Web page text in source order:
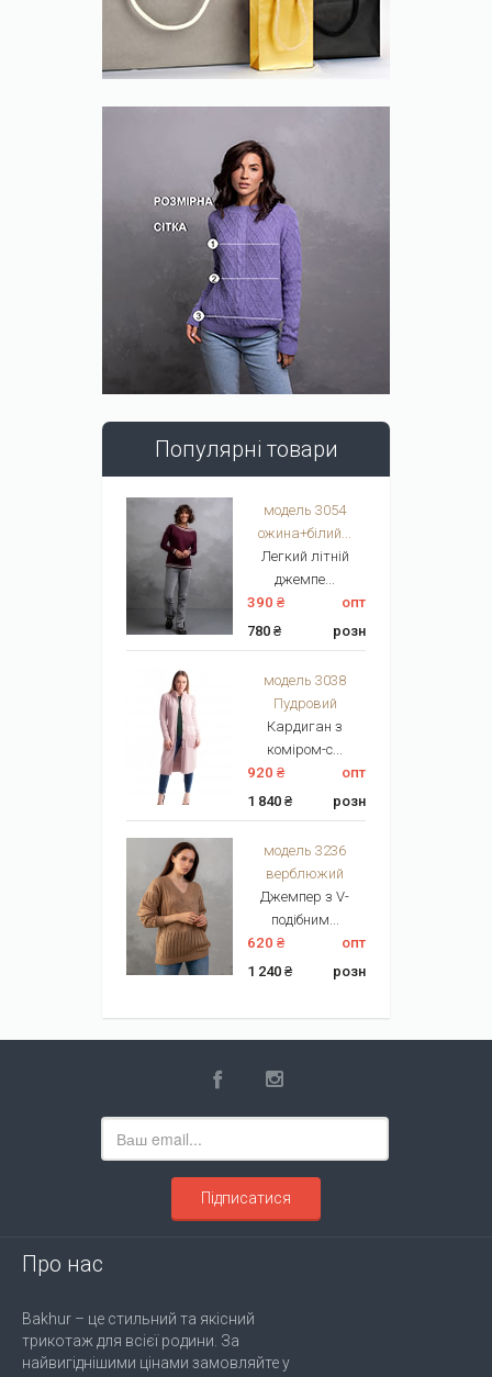
Популярні товари
модель 3054
ожина+білий...
Легкий літній
джемпе...
390 ₴
опт
780 ₴
розн
модель 3038
Пудровий
Кардиган з
коміром-с...
920 ₴
опт
1 840 ₴
розн
модель 3236
верблюжий
Джемпер з V-
подібним...
620 ₴
опт
1 240 ₴
розн
Підписатися
Про нас
Bakhur – це стильний та якісний
трикотаж для всієї родини. За
найвигіднішими цінами замовляйте у